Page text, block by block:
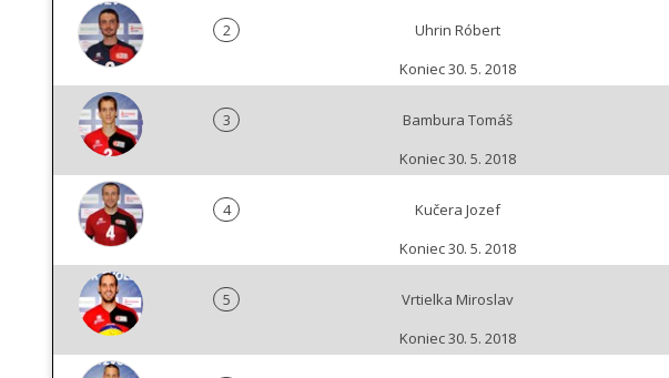
2
Uhrin Róbert
Koniec 30. 5. 2018
3
Bambura Tomáš
Koniec 30. 5. 2018
4
Kučera Jozef
Koniec 30. 5. 2018
5
Vrtielka Miroslav
Koniec 30. 5. 2018